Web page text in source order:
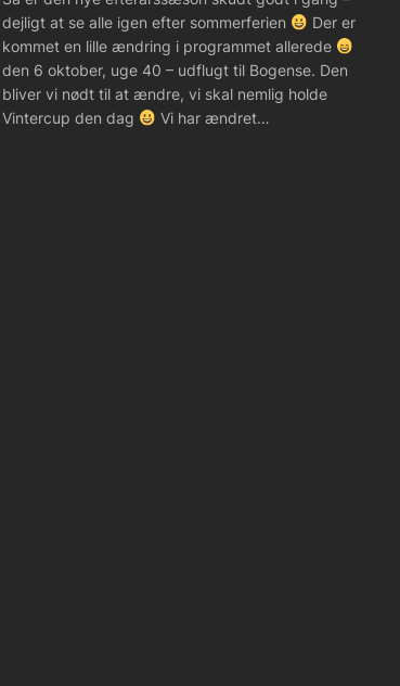
dejligt at se alle igen efter sommerferien
Der er
kommet en lille ændring i programmet allerede
den 6 oktober, uge 40 – udflugt til Bogense. Den
bliver vi nødt til at ændre, vi skal nemlig holde
Vintercup den dag
Vi har ændret…